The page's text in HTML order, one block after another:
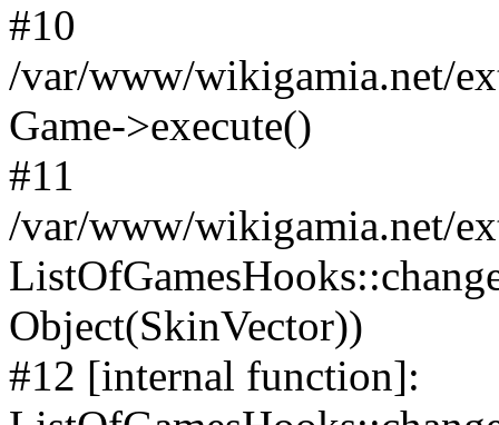
#10
/var/www/wikigamia.net/
Game->execute()
#11
/var/www/wikigamia.net/
Object(SkinVector))
#12 [internal function]: